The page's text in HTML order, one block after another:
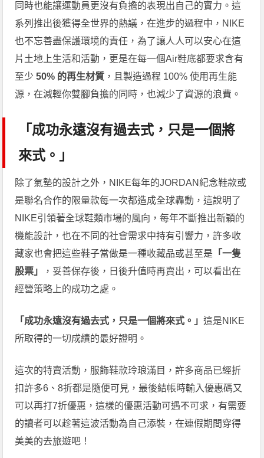
同時也能讓運動員更沒有負擔的表現出自己的實力。這
系列推出後獲得全世界的熱議，在進步的過程中，NIKE
也不忘善盡保護環境的責任，為了讓人人可以安心在這
片土地上生活和活動，更是在每一個Air鞋底都要求含有
至少 50% 的再生材質 ，且製造過程 100% 使用再生能
源，在減輕你雙腳負擔的同時，也減少了資源的浪費。
「成功永遠沒有過去式，只是一個將
來式。」
除了氣墊的設計之外，NIKE每年的JORDAN紀念鞋款或
是聯名合作的限量款每一次都造成全球轟動，這說明了
NIKE引領著全球鞋類市場的風向，每年不斷推出新穎的
機能設計，也在不同的社會需求中持有引響力，許多收
藏家也會把這些鞋子當做是一種收藏品或甚至是 「一隻
股票」
，妥善保存後，日後升值時再賣出，可以看出在
經營策略上的成功之處。
「成功永遠沒有過去式，只是一個將來式。」這是NIKE
所取得的一切成績的最好證明。
這次的特賣活動，服飾鞋款玲琅滿目，許多商品已經折
扣許多6、8折都是隨便可見，最後結帳時輸入優惠碼又
可以再打7折優惠，這樣的優惠活動可遇不可求，有需要
的讀者可以趁著這波活動為自己添裝，在連假期間穿得
美美的去旅遊吧！